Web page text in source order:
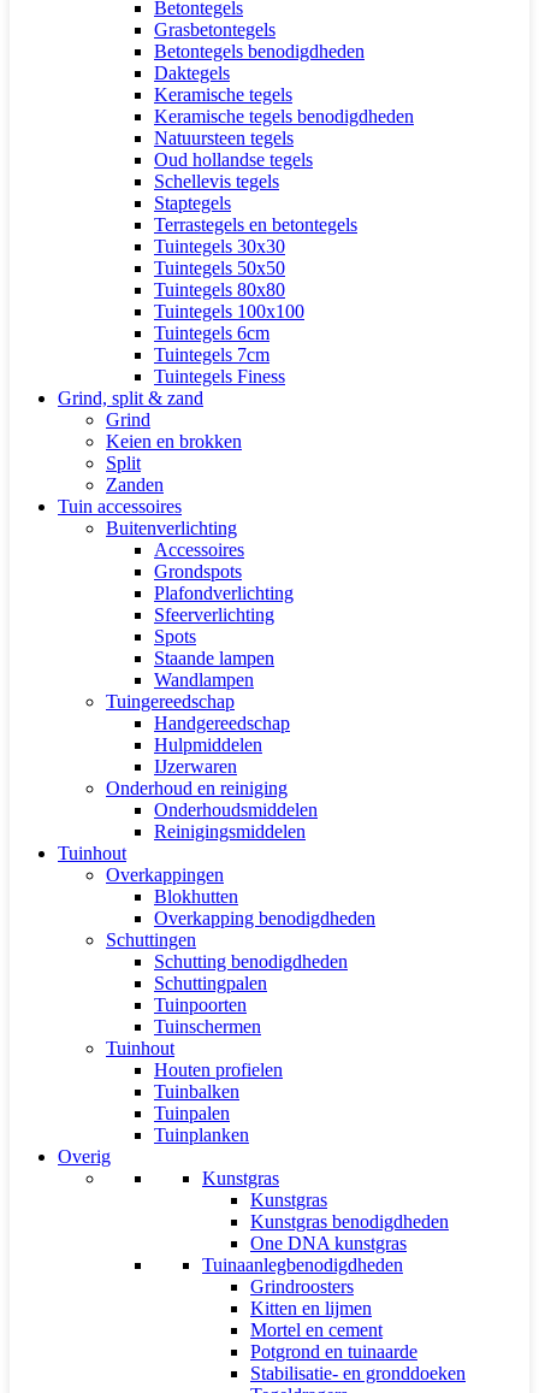
Betontegels
Grasbetontegels
Betontegels benodigdheden
Daktegels
Keramische tegels
Keramische tegels benodigdheden
Natuursteen tegels
Oud hollandse tegels
Schellevis tegels
Staptegels
Terrastegels en betontegels
Tuintegels 30x30
Tuintegels 50x50
Tuintegels 80x80
Tuintegels 100x100
Tuintegels 6cm
Tuintegels 7cm
Tuintegels Finess
Grind, split & zand
Grind
Keien en brokken
Split
Zanden
Tuin accessoires
Buitenverlichting
Accessoires
Grondspots
Plafondverlichting
Sfeerverlichting
Spots
Staande lampen
Wandlampen
Tuingereedschap
Handgereedschap
Hulpmiddelen
IJzerwaren
Onderhoud en reiniging
Onderhoudsmiddelen
Reinigingsmiddelen
Tuinhout
Overkappingen
Blokhutten
Overkapping benodigdheden
Schuttingen
Schutting benodigdheden
Schuttingpalen
Tuinpoorten
Tuinschermen
Tuinhout
Houten profielen
Tuinbalken
Tuinpalen
Tuinplanken
Overig
Kunstgras
Kunstgras
Kunstgras benodigdheden
One DNA kunstgras
Tuinaanlegbenodigdheden
Grindroosters
Kitten en lijmen
Mortel en cement
Potgrond en tuinaarde
Stabilisatie- en gronddoeken